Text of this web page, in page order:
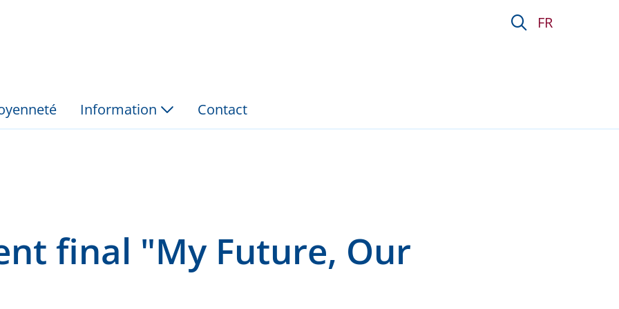
Future, Our Society&#34; - Fondation
FR
Information Contact
final "My Future, Our